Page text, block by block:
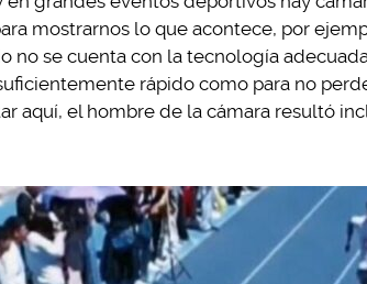
mostrarnos lo que acontece, por
no se cuenta con la tecnología
rápido como para no
aquí, el hombre de la cámara resultó